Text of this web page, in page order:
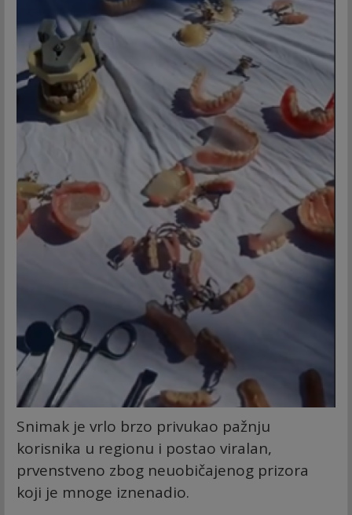
Snimak je vrlo brzo privukao pažnju
korisnika u regionu i postao viralan,
prvenstveno zbog neuobičajenog prizora
koji je mnoge iznenadio.